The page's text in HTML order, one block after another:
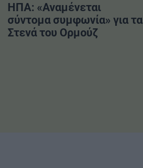
ΗΠΑ: «Αναμένεται
σύντομα συμφωνία» για τα
Στενά του Ορμούζ